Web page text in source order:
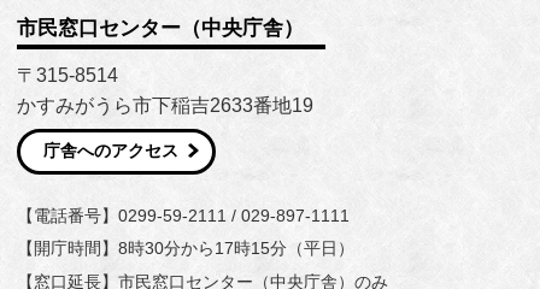
市民窓口センター（中央庁舎）
〒315-8514
かすみがうら市下稲吉2633番地19
庁舎へのアクセス
【電話番号】0299-59-2111 / 029-897-1111
【開庁時間】8時30分から17時15分（平日）
【窓口延長】市民窓口センター（中央庁舎）のみ